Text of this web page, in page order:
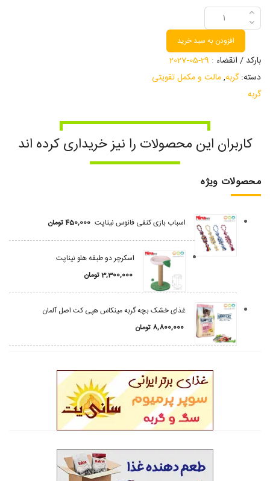
افزودن به سبد خرید
بارکد / انقضاء : 29-05-2027
دسته:گربه,مالت و مکمل تقویتی
گربه
کاربران این محصولات را نیز خریداری کرده اند
محصولات ویژه
اسباب بازی کنفی فانوس نیناپت 450,000تومان
اسکرچر دو طبقه هلو نیناپت
3,300,000تومان
غذای خشک بچه گربه مینکاس هپی کت اصل آلمان
8,800,000 تومان